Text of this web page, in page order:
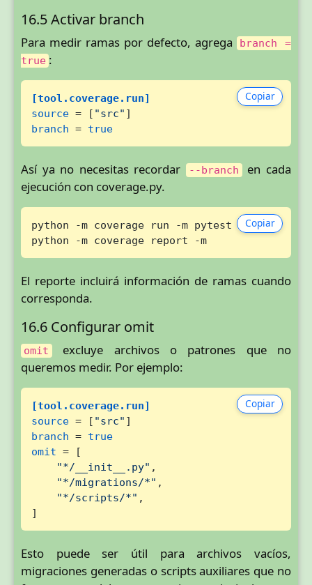
16.5 Activar branch
Para medir ramas por defecto, agrega
branch =
true :
Copiar
[tool.coverage.run]
source = [ "src"
branch = true
Así ya no necesitas recordar --branch en cada
ejecución con coverage.py.
Copiar
python -m coverage run -m pytest
python -m coverage report -m
El reporte incluirá información de ramas cuando
corresponda.
16.6 Configurar omit
omit excluye archivos o patrones que no
queremos medir. Por ejemplo:
Copiar
[tool.coverage.run]
source = [ "src"
branch = true
omit = [
"*/__init__.py" ,
"*/migrations/*" ,
"*/scripts/*" ,
]
Esto puede ser útil para archivos vacíos,
migraciones generadas o scripts auxiliares que no